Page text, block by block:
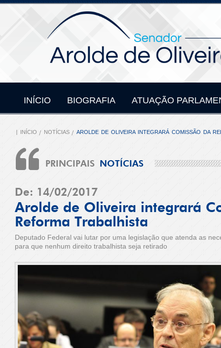
INÍCIO BIOGRAFIA ATUAÇÃO
INÍCIO NOTÍCIAS AROLDE DE OLIVEIRA INTEGRARÁ COMISSÃO DA
PRINCIPAIS NOTÍCIAS
De: 14/02/2017
Arolde de Oliveira integrará
Reforma Trabalhista
Deputado Federal vai lutar por uma legislação que atenda as
para que nenhum direito trabalhista seja retirado